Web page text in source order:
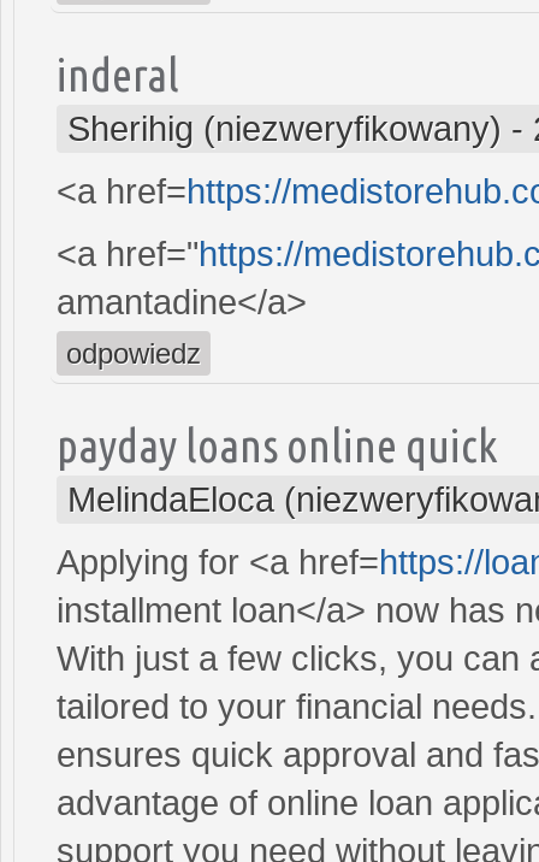
inderal
Sherihig (niezweryfikowany) -
<a href=https://
<a href="https://
amantadine</a>
odpowiedz
payday loans online quick
MelindaEloca
Applying for <a href=https://
installment loan</a> now has
With just a few clicks, you can
tailored to your financial
ensures quick approval and
advantage of online loan
support you need without